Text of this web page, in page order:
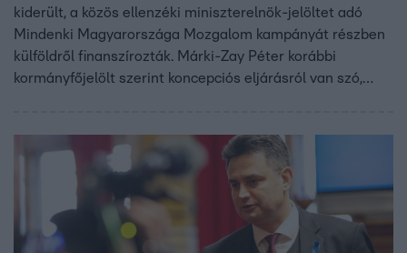
kiderült, a közös ellenzéki miniszterelnök-jelöltet adó
Mindenki Magyarországa Mozgalom kampányát részben
külföldről finanszírozták. Márki-Zay Péter korábbi
kormányfőjelölt szerint koncepciós eljárásról van szó,